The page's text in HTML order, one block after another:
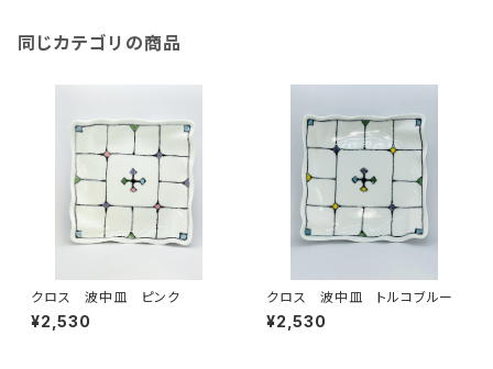
同じカテゴリの商品
クロス 波中皿 ピンク
¥2,530
クロス 波中皿 トルコブルー
¥2,530